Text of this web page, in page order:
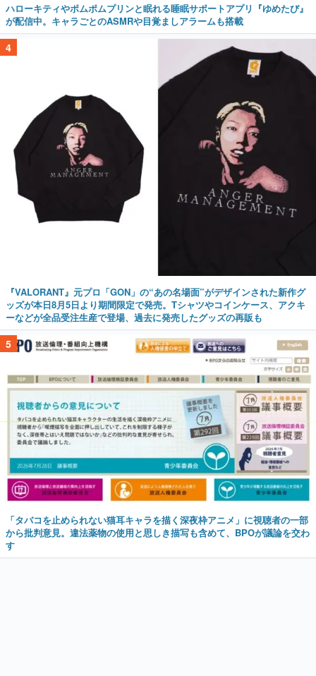
ハローキティやポムポムプリンと眠れる睡眠サポートアプリ『ゆめたび』
が配信中。キャラごとのASMRや目覚ましアラームも搭載
4
『VALORANT』元プロ「GON」の“あの名場面”がデザインされた新作グ
ッズが本日8月5日より期間限定で発売。Tシャツやコインケース、アクキ
ーなどが全品受注生産で登場、過去に発売したグッズの再販も
5
「タバコを止められない猫耳キャラを描く深夜枠アニメ」に視聴者の一部
から批判意見。違法薬物の使用と思しき描写も含めて、BPOが議論を交わ
す